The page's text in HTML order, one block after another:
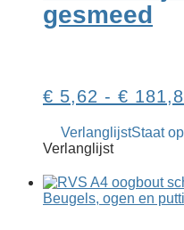
gesmeed
€ 5,62 - €
VerlanglijstStaat
Verlanglijst
Beugels, ogen en